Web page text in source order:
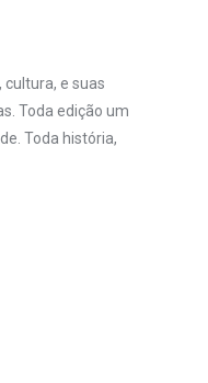
e suas
Toda edição um
Toda história,